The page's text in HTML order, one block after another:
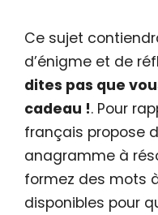
Ce sujet
d’énigme et de
dites pas que
cadeau !. Pour
français propose
anagramme à
formez des mots
disponibles pour